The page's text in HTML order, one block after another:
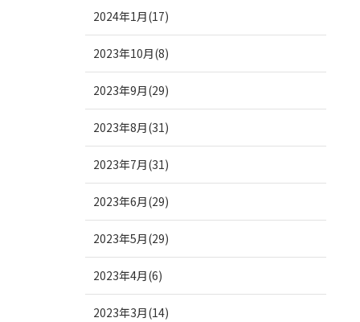
2024年1月(17)
2023年10月(8)
2023年9月(29)
2023年8月(31)
2023年7月(31)
2023年6月(29)
2023年5月(29)
2023年4月(6)
2023年3月(14)